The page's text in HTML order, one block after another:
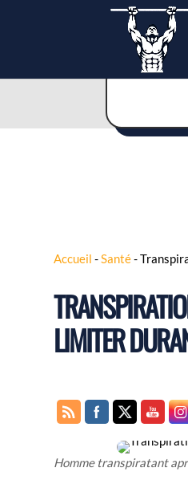
Accueil -Santé-
LIMITER
Homme transpiratant